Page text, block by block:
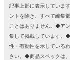
記事上部に表示していま
ントを除き、すべて編集
ことはありません。◆ア
集して掲載しています。
性・有効性を示している
さい。◆商品スペックは